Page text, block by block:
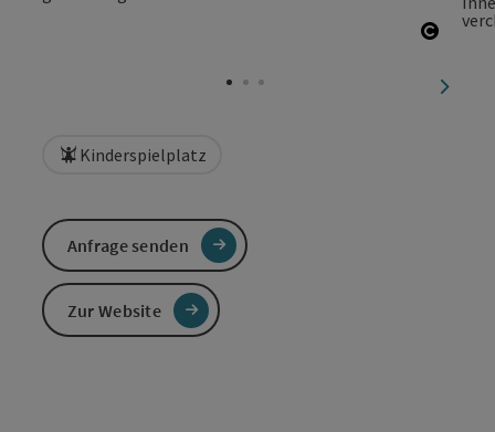
Kinderspielplatz
Anfrage senden
Zur Website